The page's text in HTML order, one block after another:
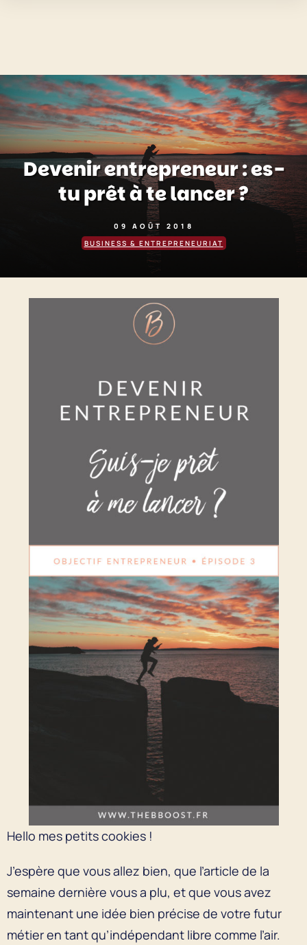
Devenir entrepreneur : es-
tu prêt à te lancer ?
09 AOÛT 2018
BUSINESS & ENTREPRENEURIAT
Hello mes petits cookies !
J’espère que vous allez bien, que l’article de la
semaine dernière vous a plu, et que vous avez
maintenant une idée bien précise de votre futur
métier en tant qu’indépendant libre comme l’air.